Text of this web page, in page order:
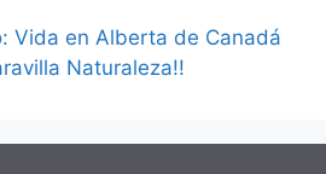
Vida en Alberta de Canadá
Naturaleza!!